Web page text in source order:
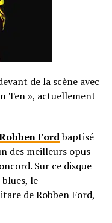
de la scène avec
Ten », actuellement
Fordbaptisé
des meilleurs opus
Sur ce disque
le
de Robben Ford,